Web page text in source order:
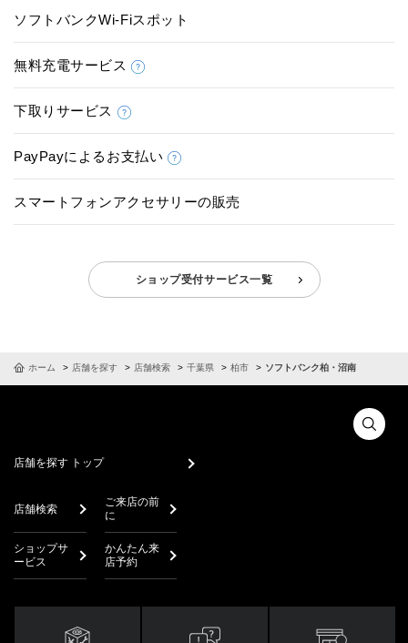
ソフトバンクWi-Fiスポット
無料充電サービス
下取りサービス
PayPayによるお支払い
スマートフォンアクセサリーの販売
ショップ受付サービス一覧
ホーム 店舗を探す 店舗検索 千葉県 柏市 ソフトバンク柏・沼南
店舗を探す トップ
店舗検索
ご来店の前
に
ショップサ
ービス
かんたん来
店予約